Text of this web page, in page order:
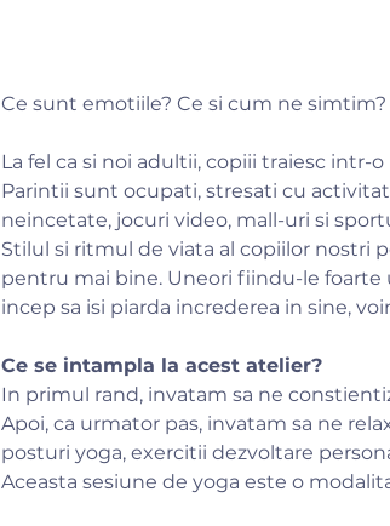
Ce sunt emotiile? Ce si cum ne
La fel ca si noi adultii, copiii traiesc
Parintii sunt ocupati, stresati cu
neincetate, jocuri video, mall-uri si
Stilul si ritmul de viata al copiilor nostri
pentru mai bine. Uneori fiindu-le foarte
incep sa isi piarda increderea in sine,
Ce se intampla la acest atelier?
In primul rand, invatam sa ne
Apoi, ca urmator pas, invatam sa ne
posturi yoga, exercitii dezvoltare
Aceasta sesiune de yoga este o